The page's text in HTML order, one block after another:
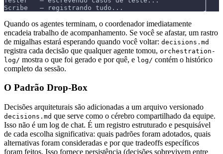
Scribe   — registrando tudo...                    ⎦
Quando os agentes terminam, o coordenador imediatamente
encadeia trabalho de acompanhamento. Se você se afastar, um rastro
de migalhas estará esperando quando você voltar: decisions.md
registra cada decisão que qualquer agente tomou, orchestration-
log/ mostra o que foi gerado e por quê, e log/ contém o histórico
completo da sessão.
O Padrão Drop-Box
Decisões arquiteturais são adicionadas a um arquivo versionado
decisions.md que serve como o cérebro compartilhado da equipe.
Isso não é um log de chat. É um registro estruturado e pesquisável
de cada escolha significativa: quais padrões foram adotados, quais
alternativas foram consideradas e por que tradeoffs específicos
foram feitos. Isso fornece persistência (decisões sobrevivem entre